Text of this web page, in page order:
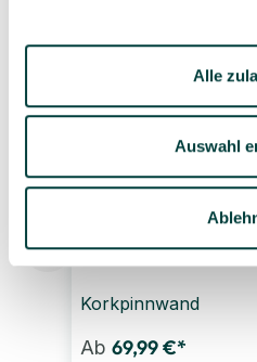
Alle
Auswahl
Ähnliche
Korkpinnwand
Ab 69,99 €*